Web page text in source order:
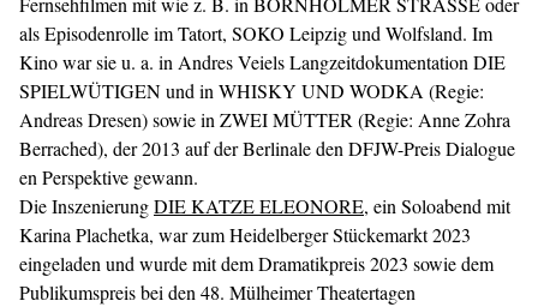
als Episodenrolle im Tatort, SOKO Leipzig und Wolfsland. Im
Kino war sie u. a. in Andres Veiels Langzeitdokumentation DIE
SPIELWÜTIGEN und in WHISKY UND WODKA (Regie:
Andreas Dresen) sowie in ZWEI MÜTTER (Regie: Anne Zohra
Berrached), der 2013 auf der Berlinale den DFJW-Preis Dialogue
en Perspektive gewann.
Die InszenierungDIE KATZE ELEONORE, ein Soloabend mit
Karina Plachetka, war zum Heidelberger Stückemarkt 2023
eingeladen und wurde mit dem Dramatikpreis 2023 sowie dem
Publikumspreis bei den 48. Mülheimer Theatertagen